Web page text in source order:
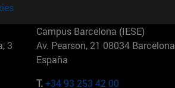
3
Campus Barcelona (IESE)
Av. Pearson, 21 08034 Barcelona
España
T.+34 93 253 42 00